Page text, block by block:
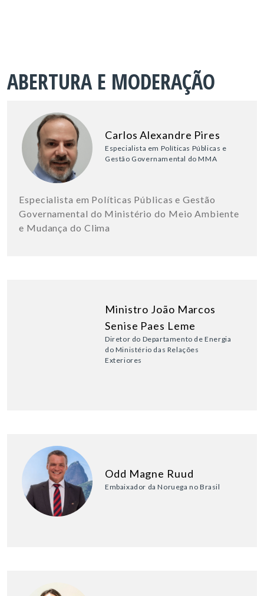
ABERTURA E MODERAÇÃO
Carlos Alexandre Pires
Especialista em Políticas Públicas e
Gestão Governamental do MMA
Especialista em Políticas Públicas e Gestão
Governamental do Ministério do Meio Ambiente
e Mudança do Clima
Ministro João Marcos
Senise Paes Leme
Diretor do Departamento de Energia
do Ministério das Relações
Exteriores
Odd Magne Ruud
Embaixador da Noruega no Brasil